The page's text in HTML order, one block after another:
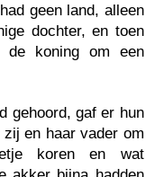
geen land, alleen
dochter, en toen
de koning om een
gehoord, gaf er hun
en haar vader om
koren en wat